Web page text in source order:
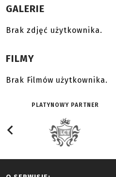
GALERIE
Brak zdjęć użytkownika.
FILMY
Brak Filmów użytkownika.
PLATYNOWY PARTNER